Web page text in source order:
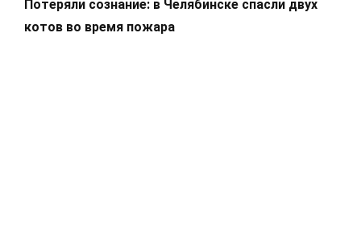
Потеряли сознание: в Челябинске спасли двух
котов во время пожара